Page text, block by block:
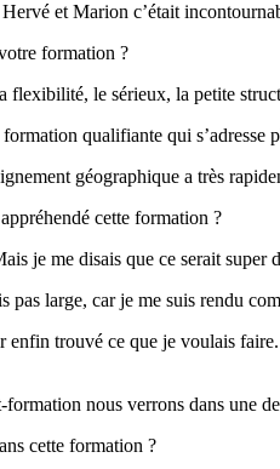
et Marion c’était
formation ?
le sérieux, la petite
qualifiante qui s’adresse
géographique a très
cette formation ?
je me disais que ce serait
pas large, car je me suis rendu
enfin trouvé ce que je voulais
nous verrons dans une
cette formation ?